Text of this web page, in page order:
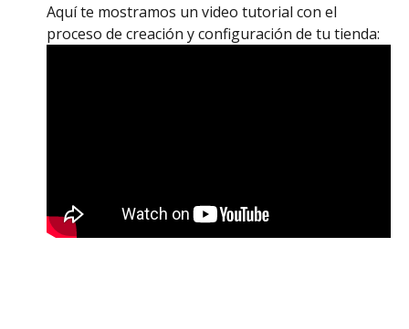
Aquí te mostramos un video tutorial con el
proceso de creación y configuración de tu tienda: